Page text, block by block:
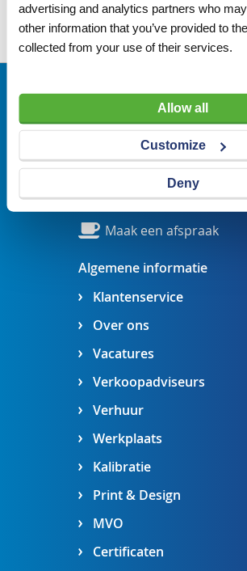
advertising and analytics partners who
other information that you’ve provided to
collected from your use of their services.
Allow all
Customize
Deny
Wij adviseren u graag
Algemene informatie
Klantenservice
Over ons
Vacatures
Verkoopadviseurs
Verhuur
Werkplaats
Kalibratie
Print & Design
MVO
Certificaten
Veldsteen 25, 4815 PK
verkoop@visserbreda.nl
076 541 5073
Stel een vraag
Maak een afspraak